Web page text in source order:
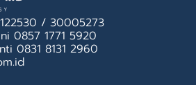
/ 30005273
0857 1771 5920
0831 8131 2960